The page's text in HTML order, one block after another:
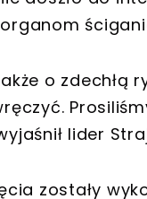
o zdechłą
lider
zostały